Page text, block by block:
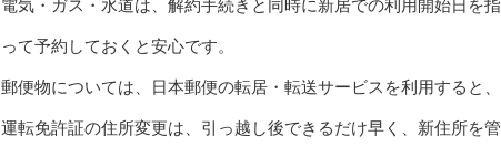
電気・ガス・水道は、解約手続きと同時に新居での利用開始日を
って予約しておくと安心です。
郵便物については、日本郵便の転居・転送サービスを利用すると
運転免許証の住所変更は、引っ越し後できるだけ早く、新住所を